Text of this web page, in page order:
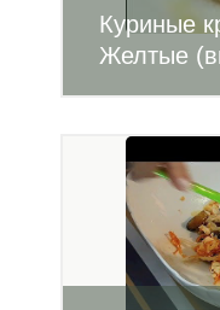
Куриные
Желтые